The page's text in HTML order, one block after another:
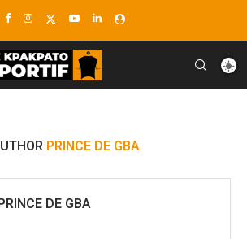
PRINCE DE GBA
DE GBA